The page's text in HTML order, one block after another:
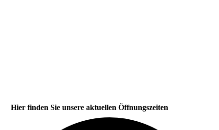
Hier finden Sie unsere aktuellen Öffnungszeiten